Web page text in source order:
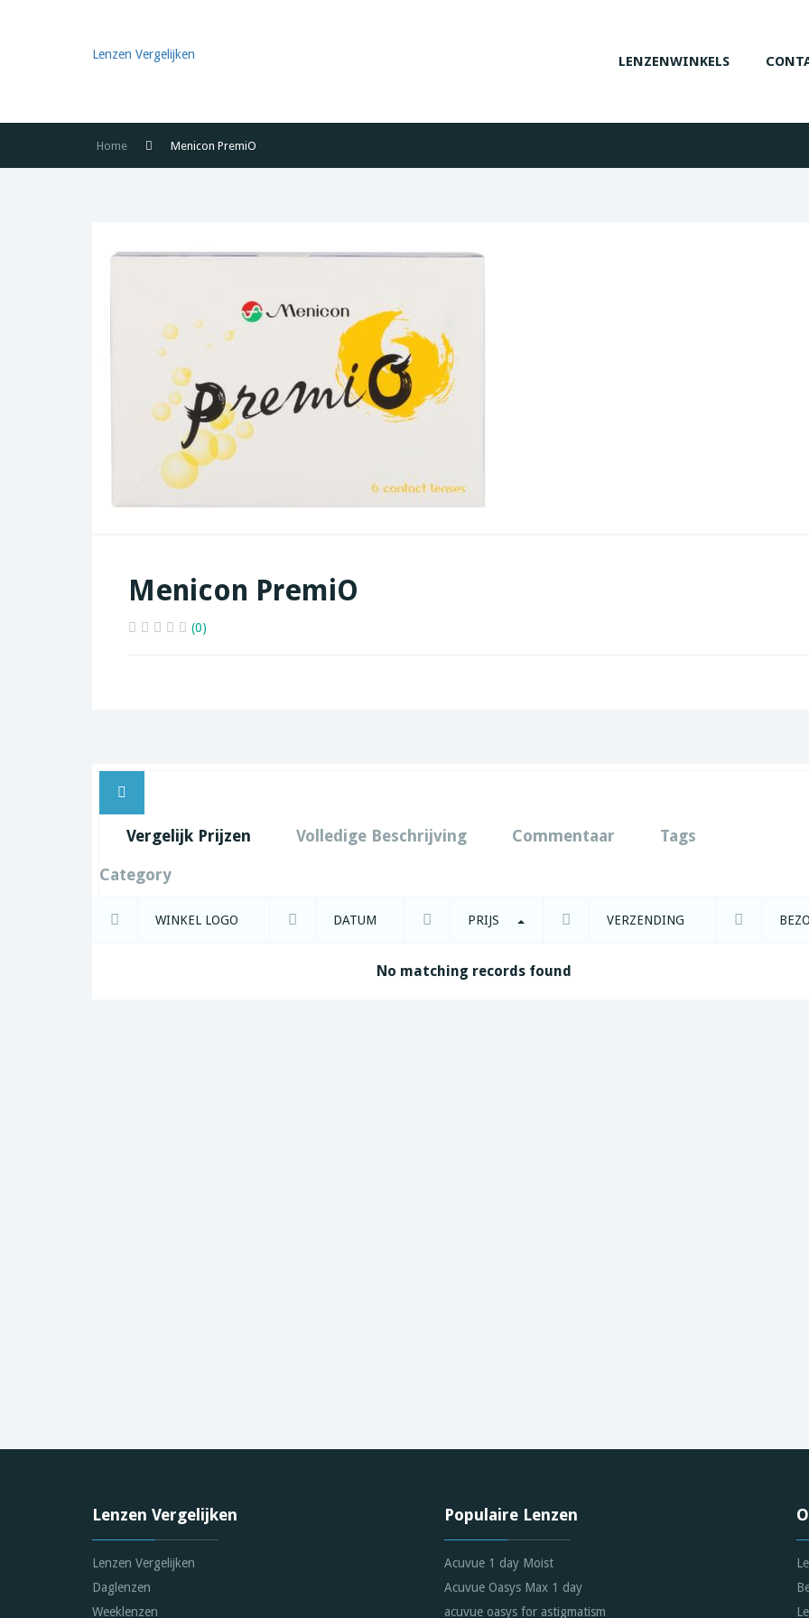
Lenzen Vergelijken LENZENWINKELS
Home Menicon PremiO
Menicon PremiO
(0)
Vergelijk Prijzen Volledige Beschrijving Commentaar Tags
Category
WINKEL LOGO DATUM PRIJS VERZENDING
No matching records found
Lenzen Vergelijken
Lenzen Vergelijken
Daglenzen
Weeklenzen
Populaire Lenzen
Acuvue 1 day Moist
Acuvue Oasys Max 1 day
acuvue oasys for astigmatism